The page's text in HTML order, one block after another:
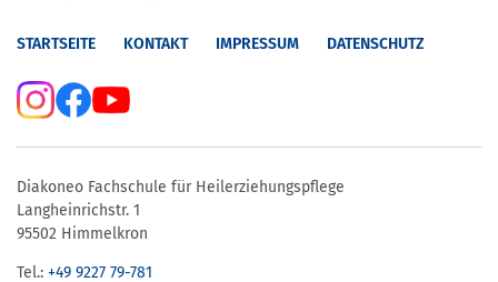
STARTSEITE KONTAKT IMPRESSUM DATENSCHUTZ
Diakoneo Fachschule für Heilerziehungspflege
Langheinrichstr. 1
95502 Himmelkron
Tel.: +49 9227 79-781